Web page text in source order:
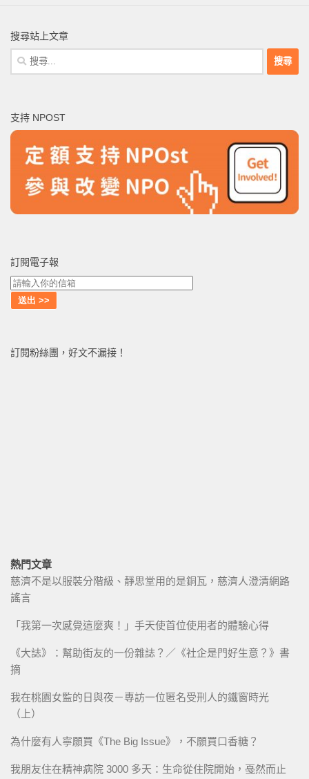
搜尋站上文章
搜
尋
字:
支持 NPOST
訂閱電子報
訂閱粉絲團，好文不漏接！
熱門文章
慈濟不是以服裝分階級、靜思堂用的是銅瓦，慈濟人澄清網路
謠言
「我第一次感覺這麼爽！」手天使首位使用者的體驗心得
《大誌》：幫助街友的一份雜誌？／《社企是門好生意？》書
摘
我在桃園女監的日與夜－專訪一位匿名受刑人的鐵窗時光
（上）
為什麼有人寧願買《The Big Issue》，不願買口香糖？
我朋友住在精神病院 3000 多天：生命從住院開始，戞然而止